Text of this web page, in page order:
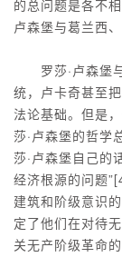
的总问题是各不
卢森堡与葛兰西
罗莎·卢森堡与
统，卢卡奇甚至
法论基础。但是
莎·卢森堡的哲学
莎·卢森堡自己的
经济根源的问题
建筑和阶级意识
定了他们在对待
关无产阶级革命